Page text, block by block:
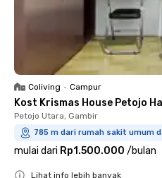
Coliving • Campur
Kost Krismas House Petojo
Petojo Utara, Gambir
785 m dari rumah sakit umum
mulai dari Rp1.500.000 /bulan
Lihat info lebih banyak